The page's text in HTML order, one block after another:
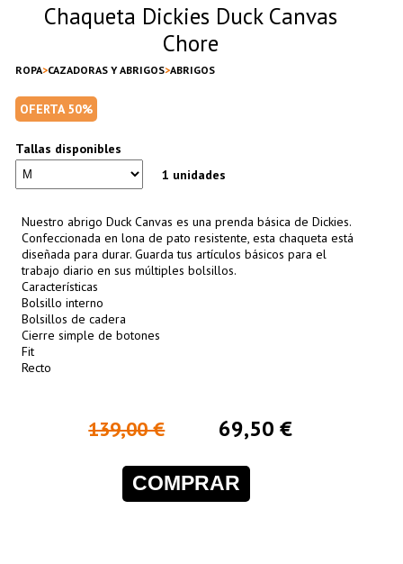
Chaqueta Dickies Duck Canvas
Chore
ROPA CAZADORAS Y ABRIGOS ABRIGOS
OFERTA 50%
Tallas disponibles
1 unidades
Nuestro abrigo Duck Canvas es una prenda básica de Dickies.
Confeccionada en lona de pato resistente, esta chaqueta está
diseñada para durar. Guarda tus artículos básicos para el
trabajo diario en sus múltiples bolsillos.
Características
Bolsillo interno
Bolsillos de cadera
Cierre simple de botones
Fit
Recto
139,00 € 69,50 €
COMPRAR